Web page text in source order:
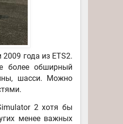
года из ETS2.
более обширный
шасси. Можно
2 хотя бы
менее важных